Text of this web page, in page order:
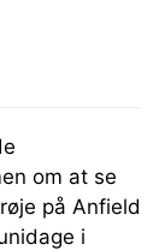
om at se
på Anfield
i